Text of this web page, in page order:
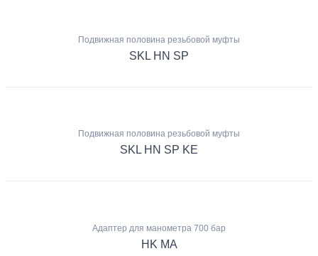
Подвижная половина резьбовой муфты
SKL HN SP
Подвижная половина резьбовой муфты
SKL HN SP KE
Адаптер для манометра 700 бар
HK MA